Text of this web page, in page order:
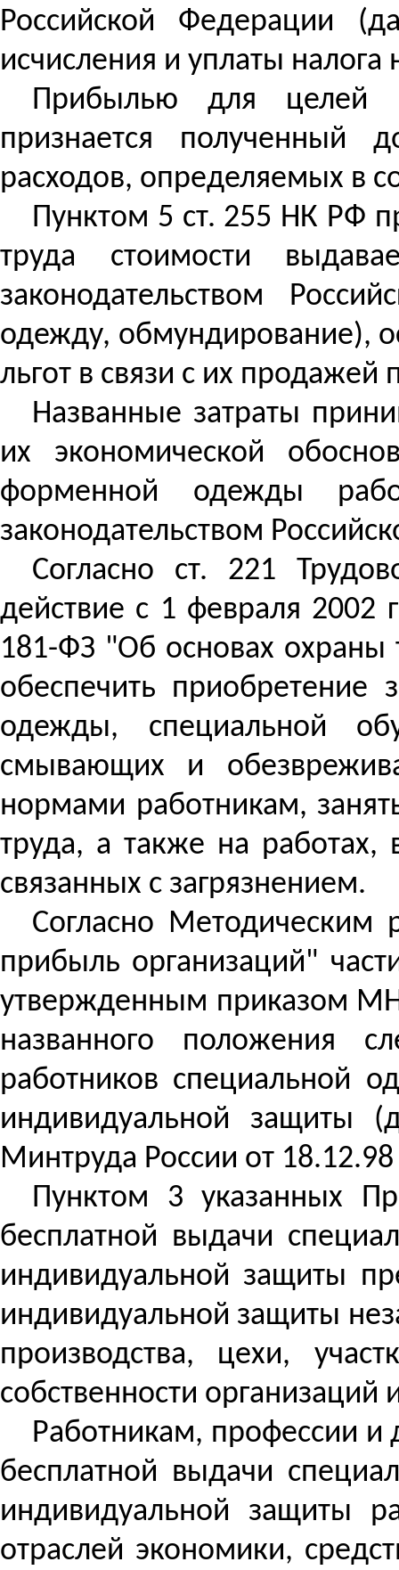
Российской Федерации
исчисления и уплаты
Прибылью для целей
признается полученный
расходов, определяемых в
Пунктом 5 ст. 255 НК РФ
труда стоимости
законодательством
одежду, обмундирование),
льгот в связи с их
Названные затраты
их экономической
форменной одежды
законодательством
Согласно ст. 221
действие с 1 февраля 2002
181-ФЗ "Об основах охраны
обеспечить приобретение
одежды, специальной
смывающих и
нормами работникам,
труда, а также на
связанных с загрязнением.
Согласно
прибыль организаций"
утвержденным приказом
названного положения
работников специальной
индивидуальной защиты
Минтруда России от
Пунктом 3 указанных
бесплатной выдачи
индивидуальной защиты
индивидуальной защиты
производства, цехи,
собственности
Работникам, профессии
бесплатной выдачи
индивидуальной защиты
отраслей экономики,